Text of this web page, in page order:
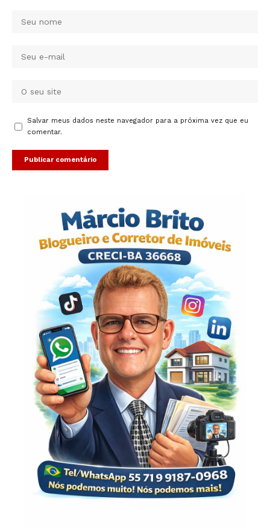
Salvar meus dados neste navegador para a próxima vez que eu
comentar.